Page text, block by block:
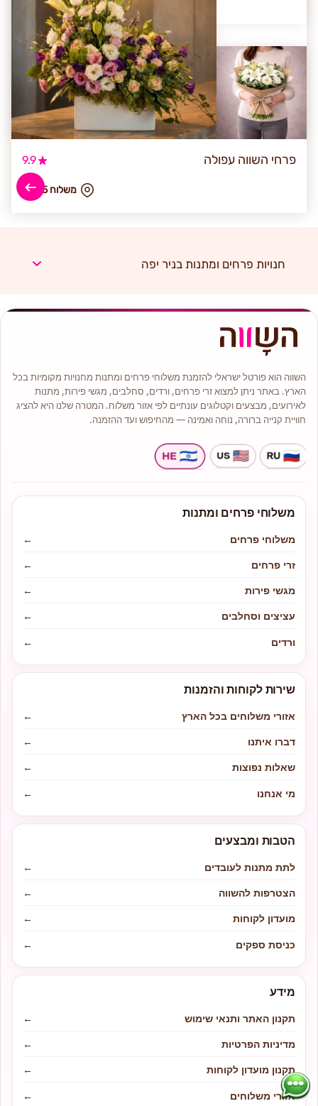
פרחי השווה עפולה 9.9
₪ משלוח 35
חנויות פרחים ומתנות בניר יפה
השווה הוא פורטל ישראלי להזמנת משלוחי פרחים ומתנות מחנויות מקומיות בכל
הארץ. באתר ניתן למצוא זרי פרחים, ורדים, סחלבים, מגשי פירות, מתנות
לאירועים, מבצעים וקטלוגים עונתיים לפי אזור משלוח. המטרה שלנו היא להציג
חוויית קנייה ברורה, נוחה ואמינה — מהחיפוש ועד ההזמנה.
משלוחי פרחים ומתנות
משלוחי פרחים
←
זרי פרחים
←
מגשי פירות
←
עציצים וסחלבים
←
ורדים
←
שירות לקוחות והזמנות
אזורי משלוחים בכל הארץ
←
דברו איתנו
←
שאלות נפוצות
←
מי אנחנו
←
הטבות ומבצעים
לתת מתנות לעובדים
←
הצטרפות להשווה
←
מועדון לקוחות
←
כניסת ספקים
←
מידע
תקנון האתר ותנאי שימוש
←
מדיניות הפרטיות
←
תקנון מועדון לקוחות
←
אזורי משלוחים
←